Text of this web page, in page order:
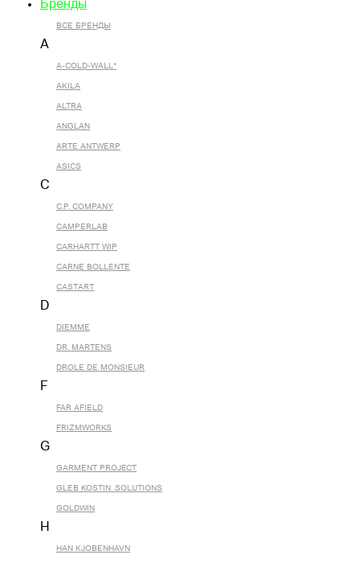
Бренды
ВСЕ БРЕНДЫ
A
A-COLD-WALL*
AKILA
ALTRA
ANGLAN
ARTE ANTWERP
ASICS
C
C.P. COMPANY
CAMPERLAB
CARHARTT WIP
CARNE BOLLENTE
CASTART
D
DIEMME
DR. MARTENS
DROLE DE MONSIEUR
F
FAR AFIELD
FRIZMWORKS
G
GARMENT PROJECT
GLEB KOSTIN .SOLUTIONS
GOLDWIN
H
HAN KJOBENHAVN